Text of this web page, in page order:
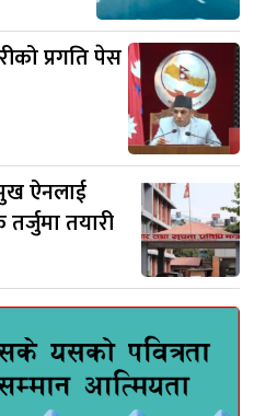
प्रगति पेस
ऐनलाई
तयारी